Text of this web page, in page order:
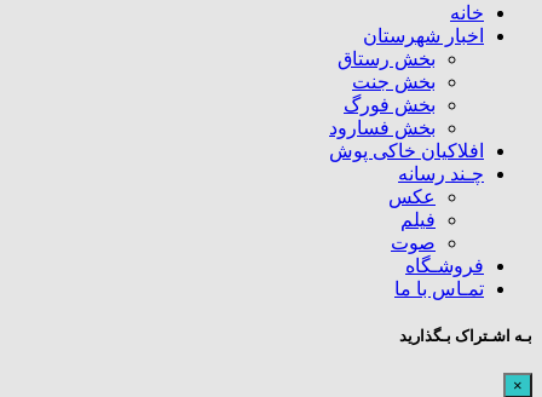
خانه
اخبار شهرستان
بخش رستاق
بخش جنت
بخش فورگ
بخش فسارود
افلاکیان خاکی پوش
چـند رسانه
عکس
فیلم
صوت
فروشـگاه
تمـاس با ما
بـه اشـتراک بـگذارید
×